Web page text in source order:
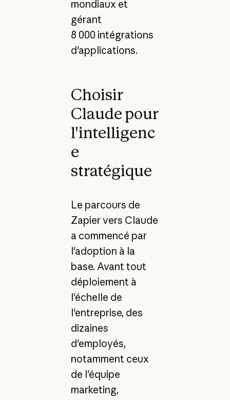
mondiaux et
gérant
8 000 intégrations
d'applications.
Choisir
Claude pour
l'intelligenc
e
stratégique
Le parcours de
Zapier vers Claude
a commencé par
l'adoption à la
base. Avant tout
déploiement à
l'échelle de
l'entreprise, des
dizaines
d'employés,
notamment ceux
de l'équipe
marketing,